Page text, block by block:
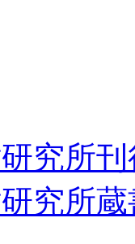
究所
究所